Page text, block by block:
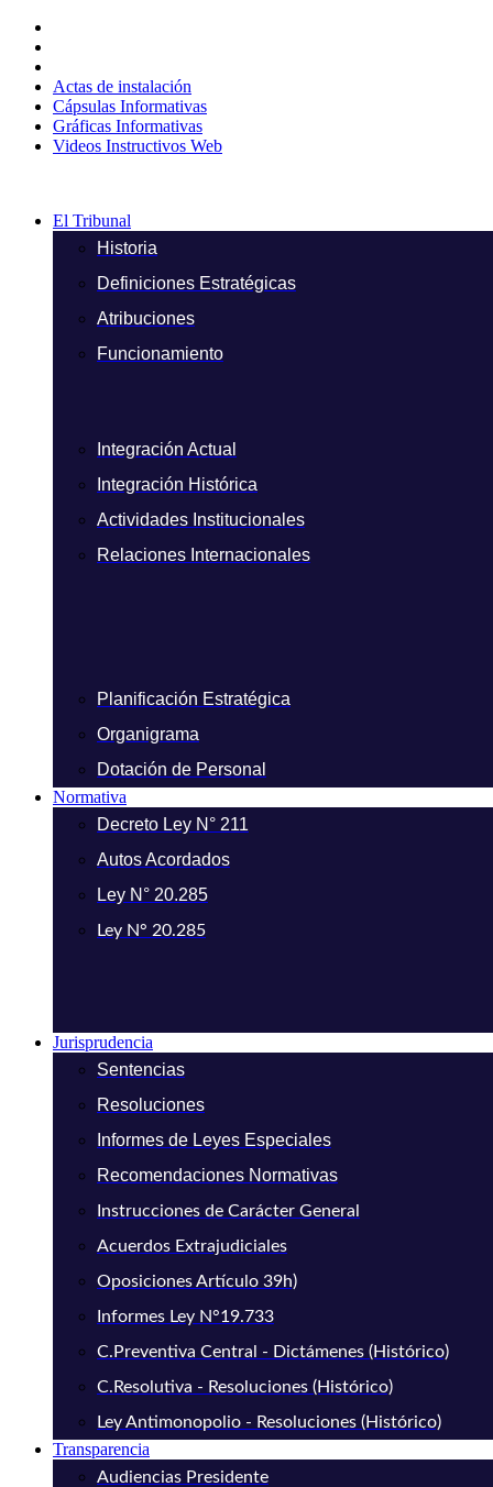
contenido
Actas de instalación
Cápsulas Informativas
Gráficas Informativas
Videos Instructivos Web
El Tribunal
Historia
Definiciones Estratégicas
Atribuciones
Funcionamiento
Integración Actual
Integración Histórica
Actividades Institucionales
Relaciones Internacionales
Planificación Estratégica
Organigrama
Dotación de Personal
Normativa
Decreto Ley N° 211
Autos Acordados
Ley N° 20.285
Ley N° 20.285
Jurisprudencia
Sentencias
Resoluciones
Informes de Leyes Especiales
Recomendaciones Normativas
Instrucciones de Carácter General
Acuerdos Extrajudiciales
Oposiciones Artículo 39h)
Informes Ley N°19.733
C.Preventiva Central - Dictámenes (Histórico)
C.Resolutiva - Resoluciones (Histórico)
Ley Antimonopolio - Resoluciones (Histórico)
Transparencia
Audiencias Presidente